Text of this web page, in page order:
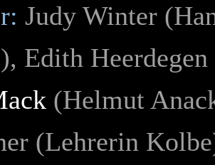
Judy Winter
Edith
(Helmut
(Lehrerin